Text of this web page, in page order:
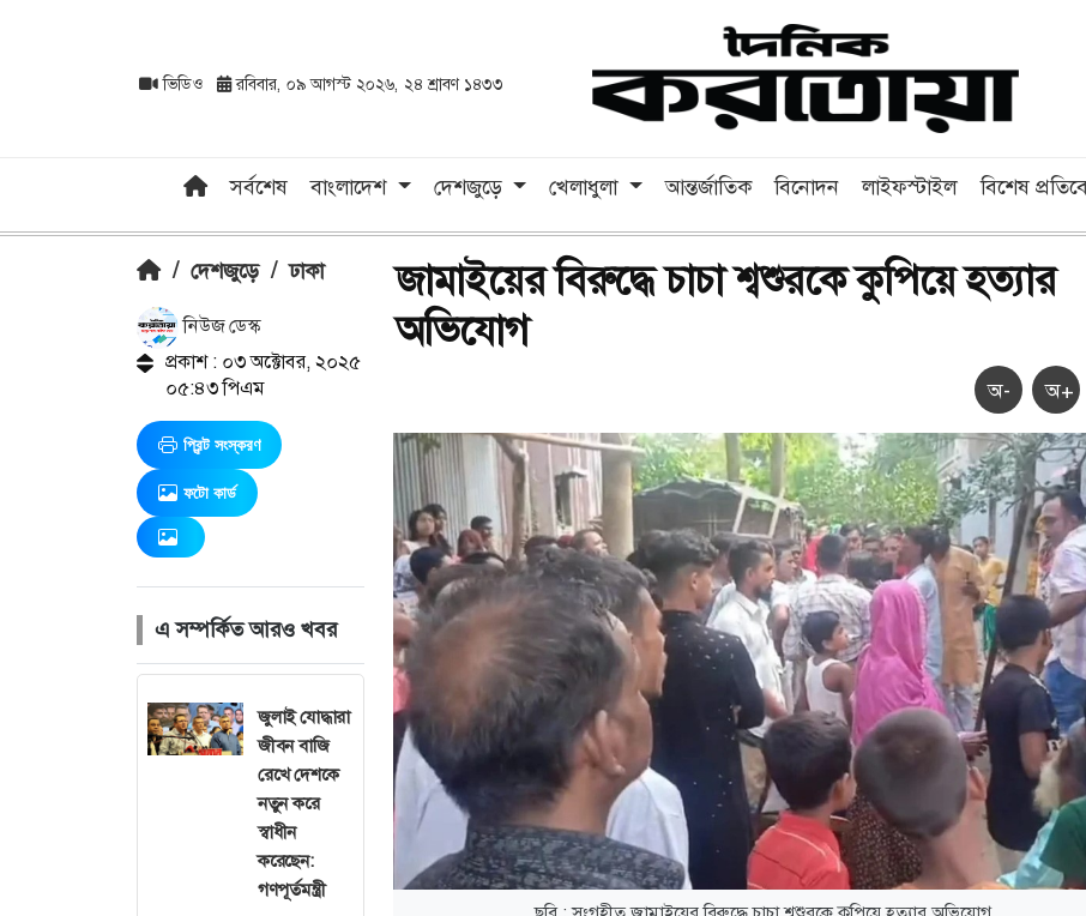
ভিডিও রবিবার, ০৯ আগস্ট ২০২৬, ২৪ শ্রাবণ ১৪৩৩
সর্বশেষ বাংলাদেশ দেশজুড়ে খেলাধুলা আন্তর্জাতিক বিনোদন লাইফস্টাইল বিশেষ
/ দেশজুড়ে / ঢাকা
নিউজ ডেস্ক
প্রকাশ : ০৩ অক্টোবর, ২০২৫
০৫:৪৩ পিএম
প্রিন্ট সংস্করণ
ফটো কার্ড
এ সম্পর্কিত আরও খবর
জুলাই যোদ্ধারা
জীবন বাজি
রেখে দেশকে
নতুন করে
স্বাধীন
করেছেন:
গণপূর্তমন্ত্রী
জামাইয়ের বিরুদ্ধে চাচা শ্বশুরকে কুপিয়ে হত্যার
অভিযোগ
অ- অ+